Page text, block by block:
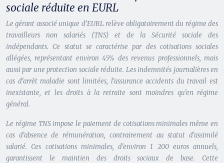
sociale réduite en EURL
Le gérant associé unique d’EURL relève obligatoirement du régime des
travailleurs non salariés (TNS) et de la Sécurité sociale des
indépendants. Ce statut se caractérise par des cotisations sociales
allégées, représentant environ 45% des revenus professionnels, mais
aussi par une protection sociale réduite. Les indemnités journalières en
cas d’arrêt maladie sont limitées, l’assurance accidents du travail est
inexistante, et les droits à la retraite sont moindres qu’en régime
général.
Le régime TNS impose le paiement de cotisations minimales même en
cas d’absence de rémunération, contrairement au statut d’assimilé
salarié. Ces cotisations minimales, d’environ 1 200 euros annuels,
garantissent le maintien des droits sociaux de base. Cette